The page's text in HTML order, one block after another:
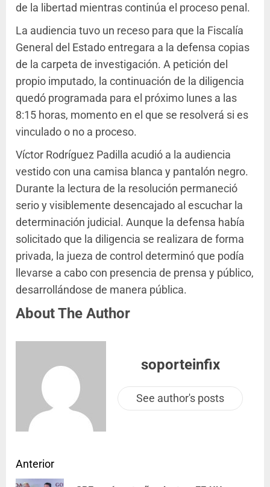
de la libertad mientras continúa el proceso penal.
La audiencia tuvo un receso para que la Fiscalía
General del Estado entregara a la defensa copias
de la carpeta de investigación. A petición del
propio imputado, la continuación de la diligencia
quedó programada para el próximo lunes a las
8:15 horas, momento en el que se resolverá si es
vinculado o no a proceso.
Víctor Rodríguez Padilla acudió a la audiencia
vestido con una camisa blanca y pantalón negro.
Durante la lectura de la resolución permaneció
serio y visiblemente desencajado al escuchar la
determinación judicial. Aunque la defensa había
solicitado que la diligencia se realizara de forma
privada, la jueza de control determinó que podía
llevarse a cabo con presencia de prensa y público,
desarrollándose de manera pública.
About The Author
soporteinfix
See author's posts
Anterior